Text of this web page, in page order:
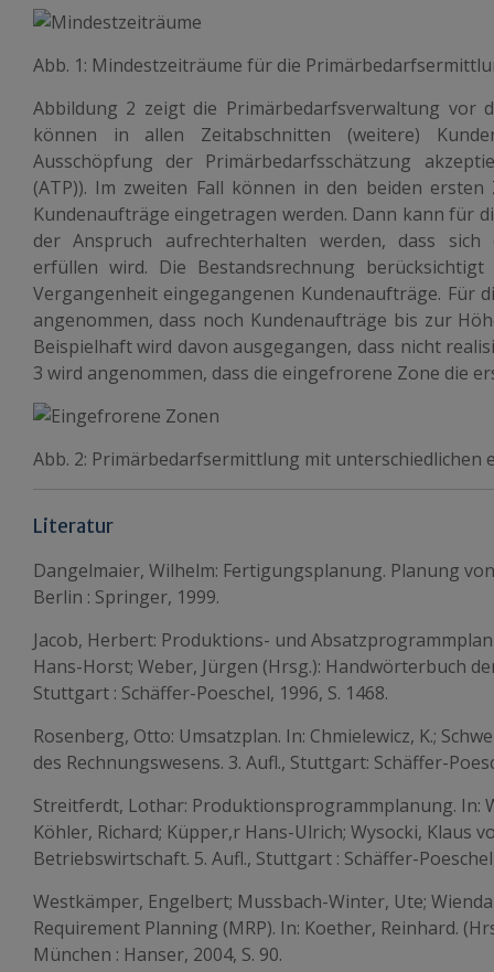
Abb. 1: Mindestzeiträume für die
Abbildung 2 zeigt die Primärbedarfsverwaltung vor
können in allen Zeitabschnitten (weitere)
Ausschöpfung der Primärbedarfsschätzung
(ATP)). Im zweiten Fall können in den beiden
Kundenaufträge eingetragen werden. Dann kann für
der Anspruch aufrechterhalten werden, dass sich
erfüllen wird. Die Bestandsrechnung
Vergangenheit eingegangenen Kundenaufträge. Für
angenommen, dass noch Kundenaufträge bis zur
Beispielhaft wird davon ausgegangen, dass nicht
3 wird angenommen, dass die eingefrorene Zone die
Abb. 2: Primärbedarfsermittlung mit unterschiedlichen
Literatur
Dangelmaier, Wilhelm: Fertigungsplanung. Planung
Berlin : Springer, 1999.
Jacob, Herbert: Produktions- und
Hans-Horst; Weber, Jürgen (Hrsg.): Handwörterbuch
Stuttgart : Schäffer-Poeschel, 1996, S. 1468.
Rosenberg, Otto: Umsatzplan. In: Chmielewicz, K.;
des Rechnungswesens. 3. Aufl., Stuttgart: Schäffer-
Streitferdt, Lothar: Produktionsprogrammplanung. In:
Köhler, Richard; Küpper,r Hans-Ulrich; Wysocki, Klaus
Betriebswirtschaft. 5. Aufl., Stuttgart : Schäffer-
Westkämper, Engelbert; Mussbach-Winter, Ute;
Requirement Planning (MRP). In: Koether, Reinhard.
München : Hanser, 2004, S. 90.